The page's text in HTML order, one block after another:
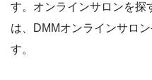
す。オンラインサロンを探
は、DMMオンラインサロ
す。